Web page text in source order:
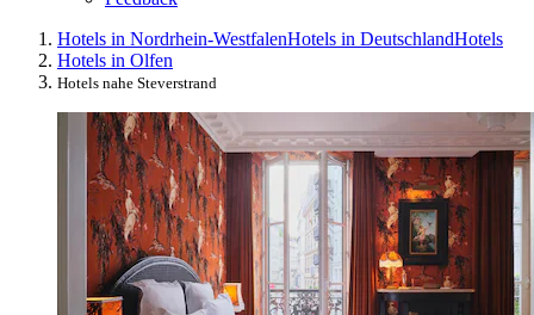
Hotels in Nordrhein-WestfalenHotels in DeutschlandHotels
Hotels in Olfen
Hotels nahe Steverstrand